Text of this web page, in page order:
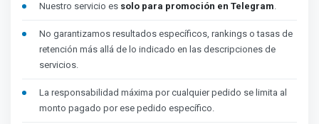
Nuestro servicio es solo para promoción en Telegram.
No garantizamos resultados específicos, rankings o tasas de
retención más allá de lo indicado en las descripciones de
servicios.
La responsabilidad máxima por cualquier pedido se limita al
monto pagado por ese pedido específico.